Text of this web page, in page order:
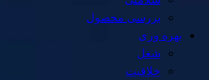
بررسی محصول
بهره وری
شغل
خلاقیت